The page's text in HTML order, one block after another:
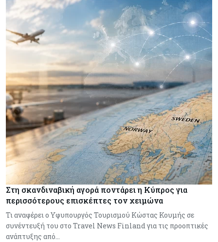
Στη σκανδιναβική αγορά ποντάρει η Κύπρος για
περισσότερους επισκέπτες τον χειμώνα
Τι αναφέρει ο Υφυπουργός Τουρισμού Κώστας Κουμής σε
συνέντευξή του στο Travel News Finland για τις προοπτικές
ανάπτυξης από…